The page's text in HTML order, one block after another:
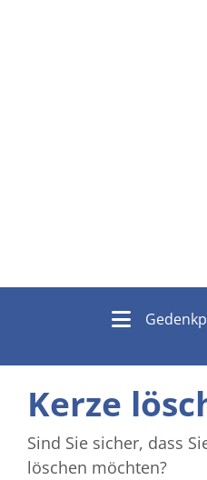
Kerze
Sind Sie sicher, dass
löschen möchten?